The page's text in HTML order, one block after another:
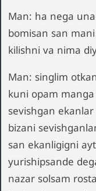
Man: ha nega
bomisan san
kilishni va nima
Man: singlim
kuni opam
sevishgan
bizani
san ekanligigni
yurishipsande
nazar solsam